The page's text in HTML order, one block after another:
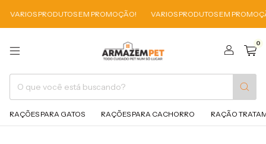
PRODUTOS EM PROMOÇÃO! VARIOS PRODUTOS EM PROMOÇÃO!
0
RAÇÕES PARA GATOS RAÇÕES PARA CACHORRO RAÇÃO